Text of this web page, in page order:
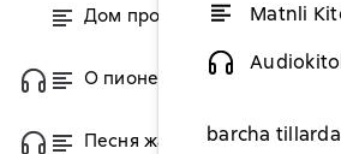
Matnli
barcha tillarda
Дом профессора
О пионеры!
Песня жаворонка